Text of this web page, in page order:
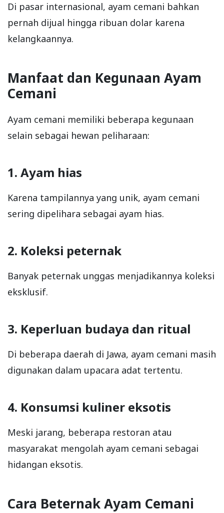
Di pasar internasional, ayam cemani bahkan
pernah dijual hingga ribuan dolar karena
kelangkaannya.
Manfaat dan Kegunaan Ayam
Cemani
Ayam cemani memiliki beberapa kegunaan
selain sebagai hewan peliharaan:
1. Ayam hias
Karena tampilannya yang unik, ayam cemani
sering dipelihara sebagai ayam hias.
2. Koleksi peternak
Banyak peternak unggas menjadikannya koleksi
eksklusif.
3. Keperluan budaya dan ritual
Di beberapa daerah di Jawa, ayam cemani masih
digunakan dalam upacara adat tertentu.
4. Konsumsi kuliner eksotis
Meski jarang, beberapa restoran atau
masyarakat mengolah ayam cemani sebagai
hidangan eksotis.
Cara Beternak Ayam Cemani